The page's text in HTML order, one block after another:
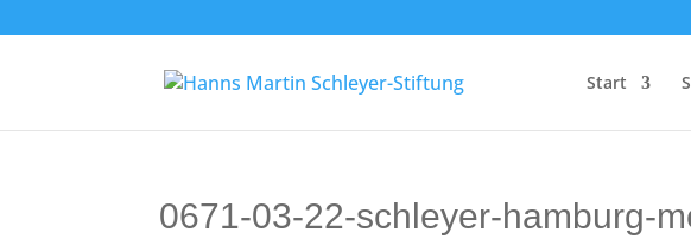
Start
0671-03-22-schleyer-hamburg-